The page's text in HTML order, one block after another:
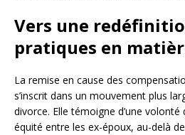
Vers une
pratiques en
La remise en cause des
s’inscrit dans un mouvement plus
divorce. Elle témoigne d’une
équité entre les ex-époux, au-delà